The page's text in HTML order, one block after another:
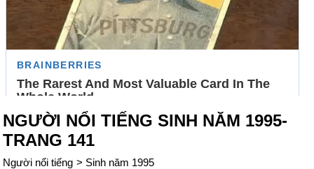
NGƯỜI NỔI TIẾNG SINH NĂM 1995-
TRANG 141
Người nổi tiếng > Sinh năm 1995